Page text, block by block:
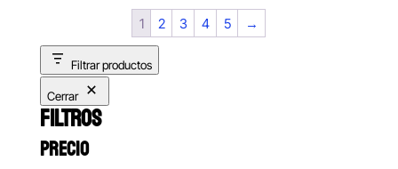
$1,369.00.$890.00.
1 2 3 4 5 →
Filtrar productos
Cerrar
FILTROS
PRECIO